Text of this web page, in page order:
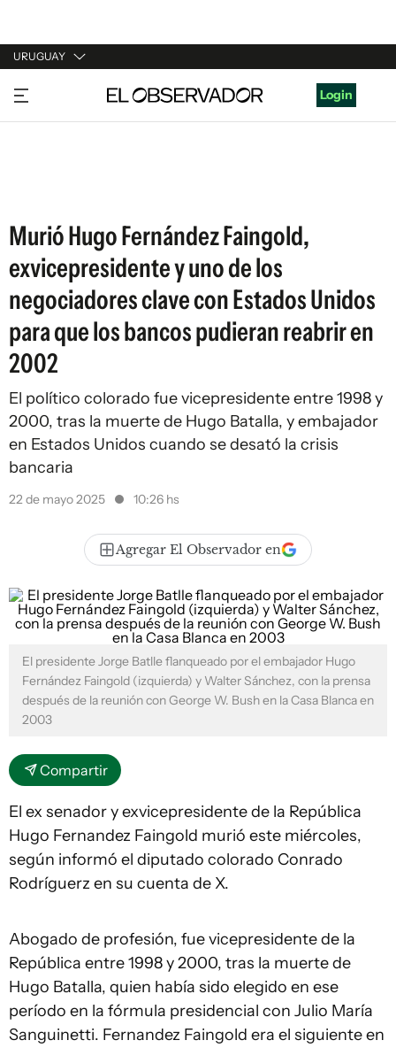
URUGUAY
URUGUAY
ARGENTINA
Login
Murió Hugo Fernández Faingold,
exvicepresidente y uno de los
negociadores clave con Estados Unidos
para que los bancos pudieran reabrir en
2002
El político colorado fue vicepresidente entre 1998 y
2000, tras la muerte de Hugo Batalla, y embajador
en Estados Unidos cuando se desató la crisis
bancaria
22 de mayo 2025 10:26 hs
Agregar El Observador en
El presidente Jorge Batlle flanqueado por el embajador Hugo
Fernández Faingold (izquierda) y Walter Sánchez, con la prensa
después de la reunión con George W. Bush en la Casa Blanca en
2003
Compartir
El ex senador y exvicepresidente de la República
Hugo Fernandez Faingold murió este miércoles,
según informó el diputado colorado Conrado
Rodríguerz en su cuenta de X.
Abogado de profesión, fue vicepresidente de la
República entre 1998 y 2000, tras la muerte de
Hugo Batalla, quien había sido elegido en ese
período en la fórmula presidencial con Julio María
Sanguinetti. Fernandez Faingold era el siguiente en